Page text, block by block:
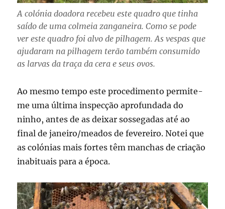
A colónia doadora recebeu este quadro que tinha
saído de uma colmeia zanganeira. Como se pode
ver este quadro foi alvo de pilhagem. As vespas que
ajudaram na pilhagem terão também consumido
as larvas da traça da cera e seus ovos.
Ao mesmo tempo este procedimento permite-
me uma última inspecção aprofundada do
ninho, antes de as deixar sossegadas até ao
final de janeiro/meados de fevereiro. Notei que
as colónias mais fortes têm manchas de criação
inabituais para a época.